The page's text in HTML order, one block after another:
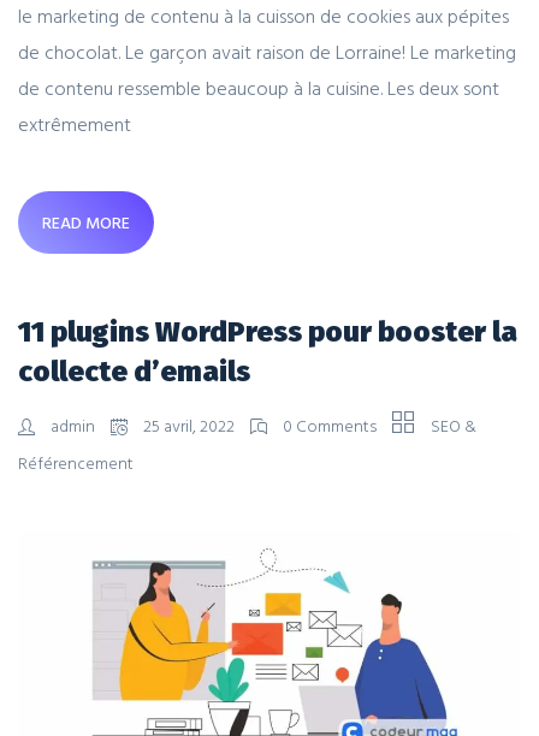
le marketing de contenu à la cuisson de cookies aux pépites
de chocolat. Le garçon avait raison de Lorraine! Le marketing
de contenu ressemble beaucoup à la cuisine. Les deux sont
extrêmement
READ MORE
11 plugins WordPress pour booster la
collecte d’emails
admin 25 avril, 2022 0 Comments
SEO &
Référencement